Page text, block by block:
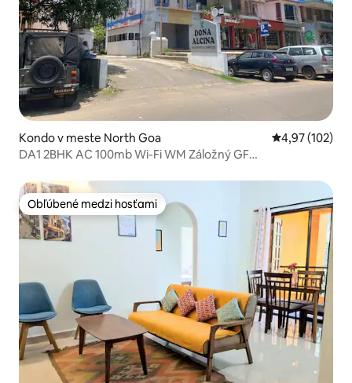
Kondo v meste North Goa Priemerné
4,97 (102)
DA1 2BHK AC 100mb Wi-Fi WM Záložný GF
Obľúbené medzi hosťami
Obľúbené medzi hosťami